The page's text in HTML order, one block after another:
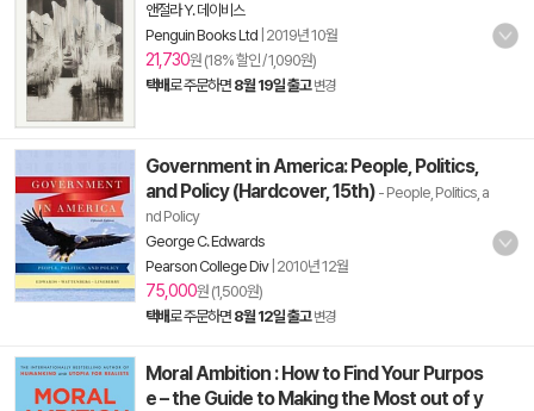
앤절라 Y. 데이비스
Penguin Books Ltd 2019년 10월
21,730원 (18% 할인 / 1,090원)
택배로 주문하면 8월 19일 출고 변경
Government in America: People, Politics,
and Policy (Hardcover, 15th) - People, Politics, a
nd Policy
George C. Edwards
Pearson College Div| 2010년 12월
75,000원 (1,500원)
택배로 주문하면 8월 12일 출고 변경
Moral Ambition : How to Find Your Purpos
e – the Guide to Making the Most out of y